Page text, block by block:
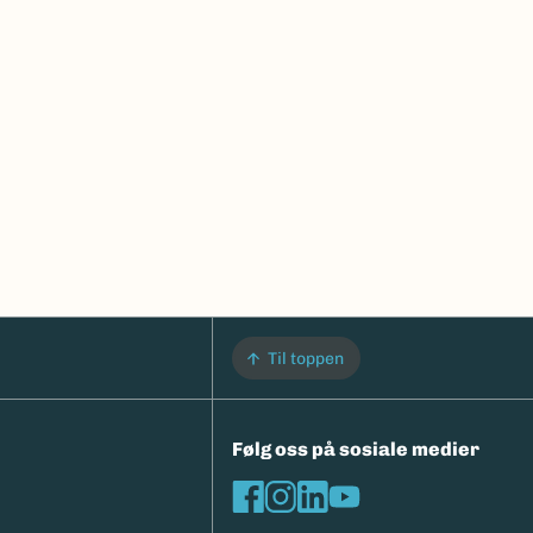
Til toppen
Følg oss på sosiale medier